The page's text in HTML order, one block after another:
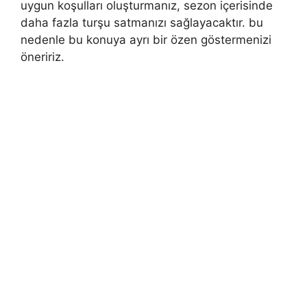
uygun koşulları oluşturmanız, sezon içerisinde
daha fazla turşu satmanızı sağlayacaktır. bu
nedenle bu konuya ayrı bir özen göstermenizi
öneririz.